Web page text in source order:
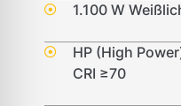
1.100 W
HP (High
CRI ≥70